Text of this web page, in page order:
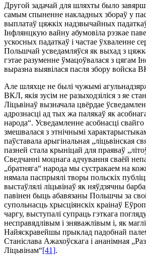
Другой задачай для шляхты было
самым спыненне накладных збораў у
выплатаў цяжкіх надзвычайных
Інфлянцкую вайну абумовіла рэзкае
ускосных падаткаў і частае ўхваленне
Польшчай усведамляўся як выхад з
гэтае разуменне ўмацоўвалася з цягам
выразна выявілася пасля збору войска
Але шляхце не былі чужымі
ВКЛ, якія зусім не разыходзіліся з яе
Ліцьвінаў вызначала цвёрдае
адрознасці ад тых жа палякаў як
народа“. Усведамленне асобнасці
змешвалася з этнічнымі
паўставала арыгінальная „ліцьвінская
пазней стала крыніцай для праяваў
Сведчанні моцнага адчування сваёй
„братняга“ народа мы сустракаем на
нямала паспрыялі творы польскіх
выстаўлялі ліцьвінаў як няўдзячны
павінен быць абавязаны Поль­шчы за
супольнасць хрысціянскіх краінаў
чаргу, выступалі супраць гэткага
несправядлівым і зняважлівым і, як
Найяскравейшы прыклад падобнай
Станіслава Ажахоўскага і ананімная
Ліцьвінам“[41].